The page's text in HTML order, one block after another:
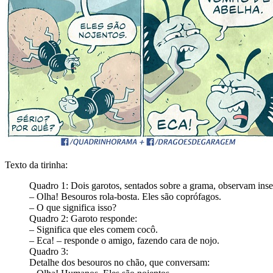
Texto da tirinha:
Quadro 1: Dois garotos, sentados sobre a grama, observam
– Olha! Besouros rola-bosta. Eles são coprófagos.
– O que significa isso?
Quadro 2: Garoto responde:
– Significa que eles comem cocô.
– Eca! – responde o amigo, fazendo cara de nojo.
Quadro 3:
Detalhe dos besouros no chão, que conversam: